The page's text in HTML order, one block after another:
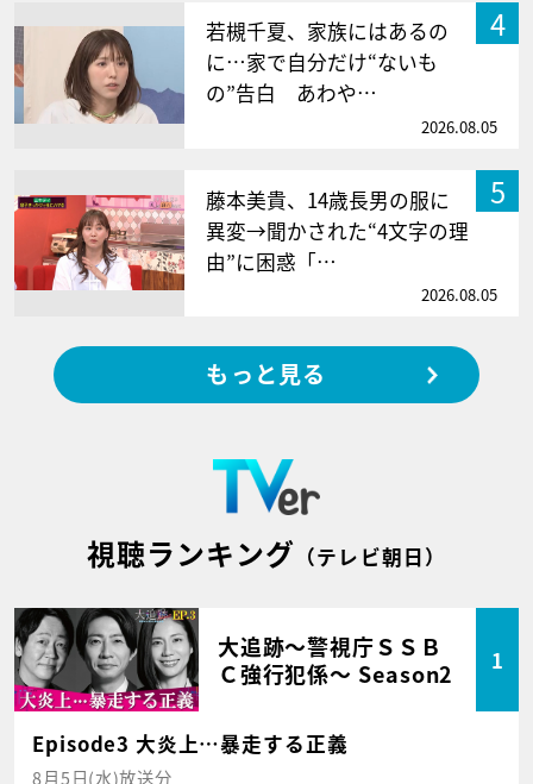
4
若槻千夏、家族にはあるの
に…家で自分だけ“ないも
の”告白 あわや…
2026.08.05
5
藤本美貴、14歳長男の服に
異変→聞かされた“4文字の理
由”に困惑「…
2026.08.05
もっと見る
視聴ランキング （テレビ朝日）
大追跡～警視庁ＳＳＢ
Ｃ強行犯係～ Season2
1
Episode3 大炎上…暴走する正義
8月5日(水)放送分